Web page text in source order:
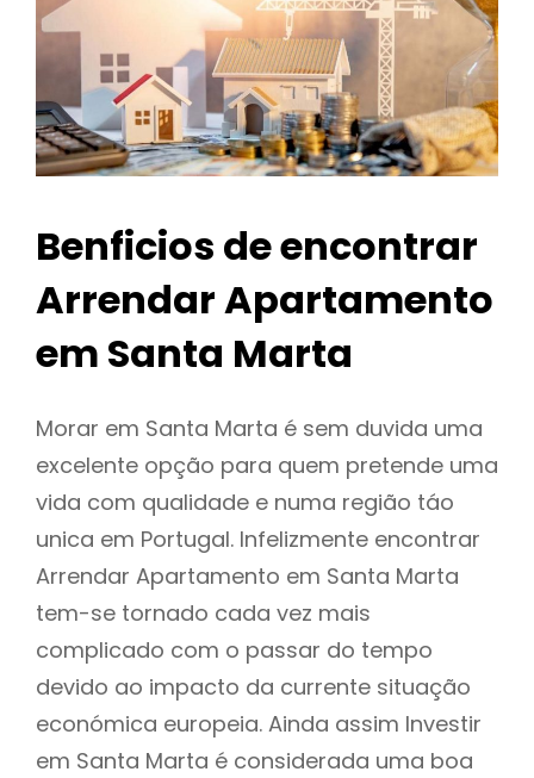
Benficios de encontrar
Arrendar Apartamento
em Santa Marta
Morar em Santa Marta é sem duvida uma
excelente opção para quem pretende uma
vida com qualidade e numa região táo
unica em Portugal. Infelizmente encontrar
Arrendar Apartamento em Santa Marta
tem-se tornado cada vez mais
complicado com o passar do tempo
devido ao impacto da currente situação
económica europeia. Ainda assim Investir
em Santa Marta é considerada uma boa